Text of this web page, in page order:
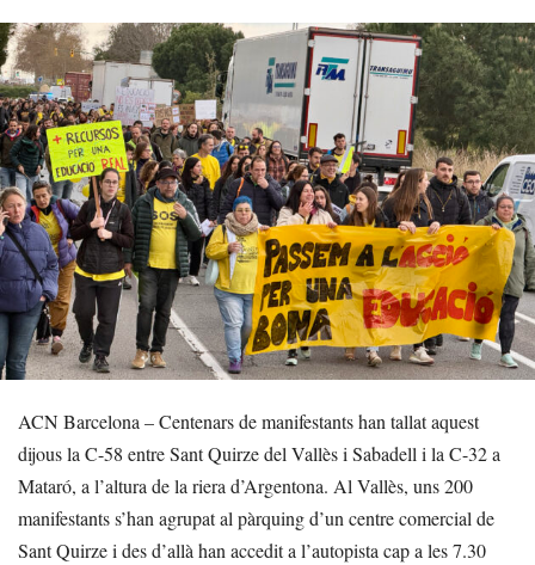
ACN Barcelona – Centenars de manifestants han tallat aquest
dijous la C-58 entre Sant Quirze del Vallès i Sabadell i la C-32 a
Mataró, a l’altura de la riera d’Argentona. Al Vallès, uns 200
manifestants s’han agrupat al pàrquing d’un centre comercial de
Sant Quirze i des d’allà han accedit a l’autopista cap a les 7.30